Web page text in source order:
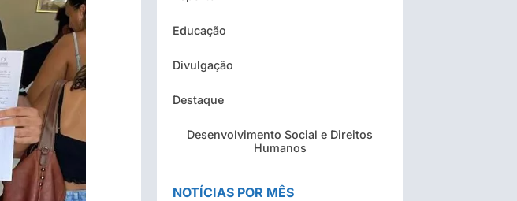
Educação
Divulgação
Destaque
Desenvolvimento Social e Direitos
Humanos
NOTÍCIAS POR MÊS